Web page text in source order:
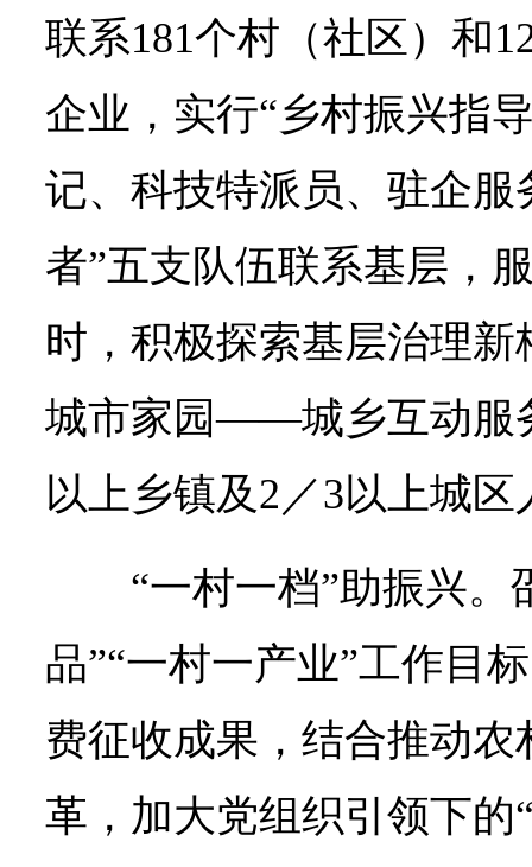
联系181个村（社区）和
企业，实行“乡村振兴指
记、科技特派员、驻企
者”五支队伍联系基层，
时，积极探索基层治理
城市家园——城乡互动服
以上乡镇及2／3以上城
“一村一档”助振兴。
品”“一村一产业”工作目
费征收成果，结合推动
革，加大党组织引领下的